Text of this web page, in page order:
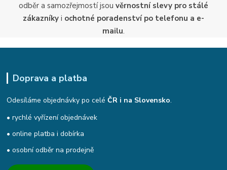
odběr a samozřejmostí jsou věrnostní slevy pro stálé
zákazníky i ochotné poradenství po telefonu a e-
mailu.
Doprava a platba
Odesíláme objednávky po celéČR i na Slovensko.
• rychlé vyřízení objednávek
• online platba i dobírka
• osobní odběr na prodejně